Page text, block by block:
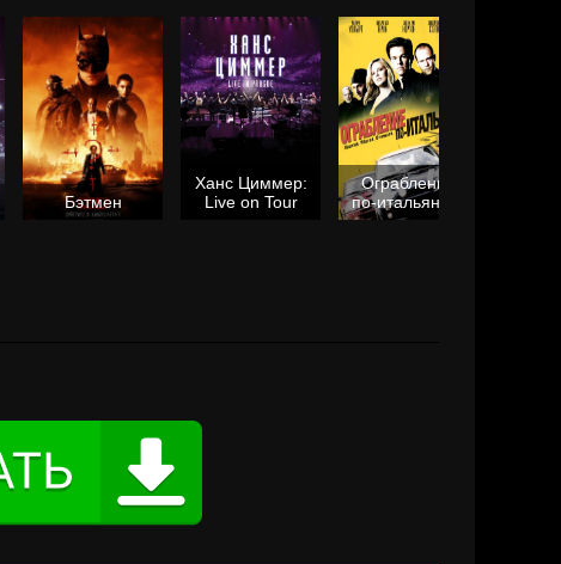
Бэтмен
Ханс Циммер:
Live on Tour
Ограбление
по-итальянски